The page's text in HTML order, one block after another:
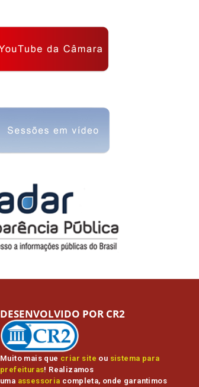
Muito mais que criar site ou sistema para
prefeituras! Realizamos
uma assessoria completa, onde garantimos
DESENVOLVIDO POR CR2